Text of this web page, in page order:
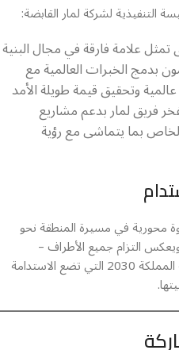
التنفيذية لشركة لمار القابضة:
تمثل علامة فارقة في مجال البنية
بدمج الخبرات العالمية مع
وتحقيق قيمة طويلة الأمد
فريق لمار بدعم مشاريع
بما يتماشى مع رؤية
محورية في مسيرة المنطقة نحو
التزام جميع الأطراف –
ساتورب ومرافق وفيوليا ولمار – برؤية المملكة 2030 التي تضع الاستدامة